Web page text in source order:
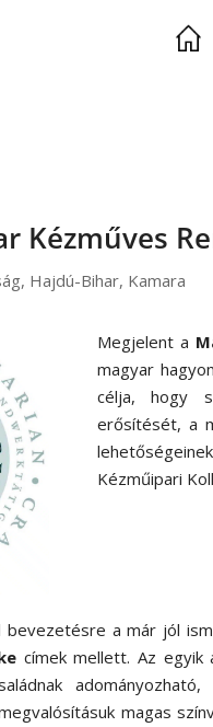
Kézműves
, Hajdú-Bihar, Kamara
Megjelent a
magyar
célja, hogy
erősítését, a
Kézműipari
bevezetésre a már jól
címek mellett. Az egyik
magas